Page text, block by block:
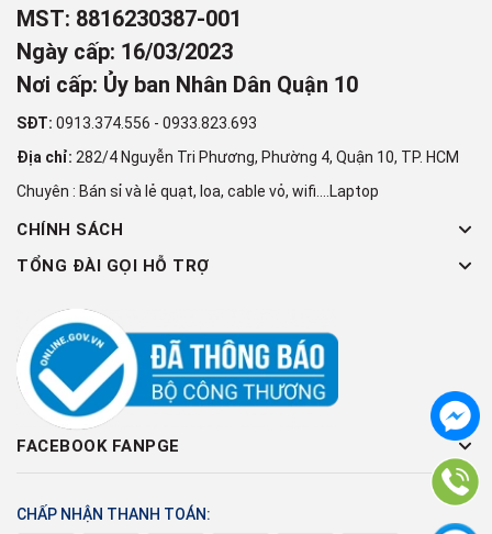
MST: 8816230387-001
Ngày cấp: 16/03/2023
Nơi cấp: Ủy ban Nhân Dân Quận 10
SĐT: 0913.374.556 - 0933.823.693
Địa chỉ: 282/4 Nguyễn Tri Phương, Phường 4, Quận 10, TP. HCM
Chuyên : Bán sỉ và lẻ quạt, loa, cable vỏ, wifi....Laptop
CHÍNH SÁCH
TỔNG ĐÀI GỌI HỖ TRỢ
FACEBOOK FANPGE
CHẤP NHẬN THANH TOÁN: